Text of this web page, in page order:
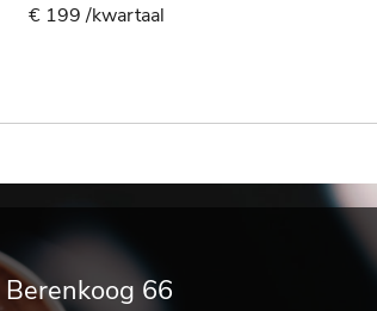
€ 199 /kwartaal
Berenkoog 66